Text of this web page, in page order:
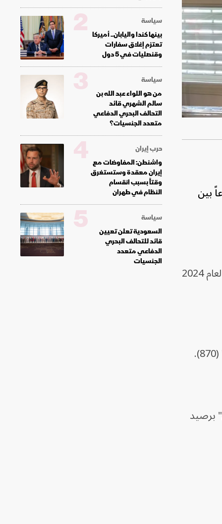
بين
وأوضحت الهيئة أن اسم "محمد" هو الأكثر انتشاراً على الإطلاق بين المواليد الذكور في إسرائيل لعام 2024
برصيد
سياسة
بينها كندا واليابان.. أميركا
تعتزم إغلاق سفارات
وقنصليات في 5 دول
2
سياسة
من هو اللواء عبد الله بن
سالم الشهري قائد
التحالف البحري الدفاعي
متعدد الجنسيات؟
3
حرب إيران
واشنطن: المفاوضات مع
إيران معقدة وستستغرق
وقتاً بسبب انقسام
النظام في طهران
4
سياسة
السعودية تعلن تعيين
قائد للتحالف البحري
الدفاعي متعدد
الجنسيات
5